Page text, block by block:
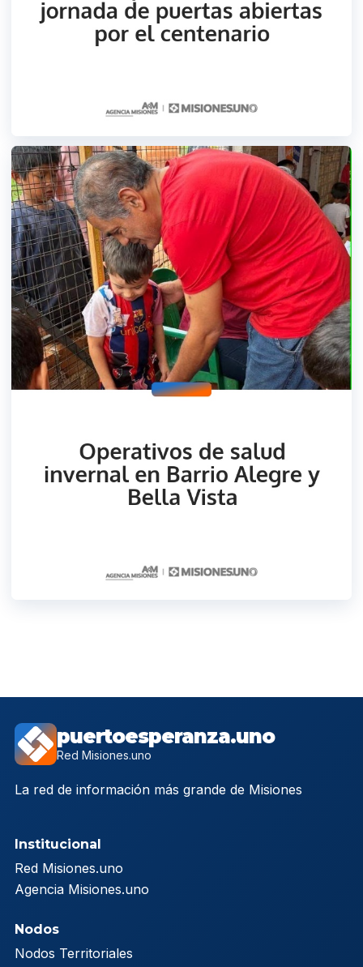
puertoesperanza.uno
Red Misiones.uno
La red de información más grande de Misiones
Institucional
Red Misiones.uno
Agencia Misiones.uno
Nodos
Nodos Territoriales